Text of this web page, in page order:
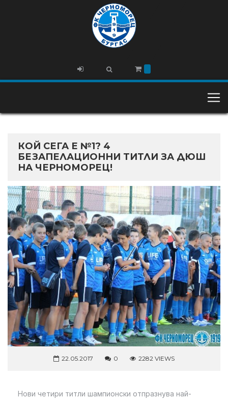
КОЙ СЕГА Е №1? 4
БЕЗАПЕЛАЦИОННИ ТИТЛИ ЗА ДЮШ
НА ЧЕРНОМОРЕЦ!
22.05.2017 0 2282 VIEWS
Нови четири титли шампионски отпразнува най-